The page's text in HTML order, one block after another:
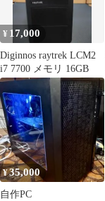
¥ 17,000
Diginnos raytrek LCM2
i7 7700 メモリ 16GB
¥35,000
自作PC